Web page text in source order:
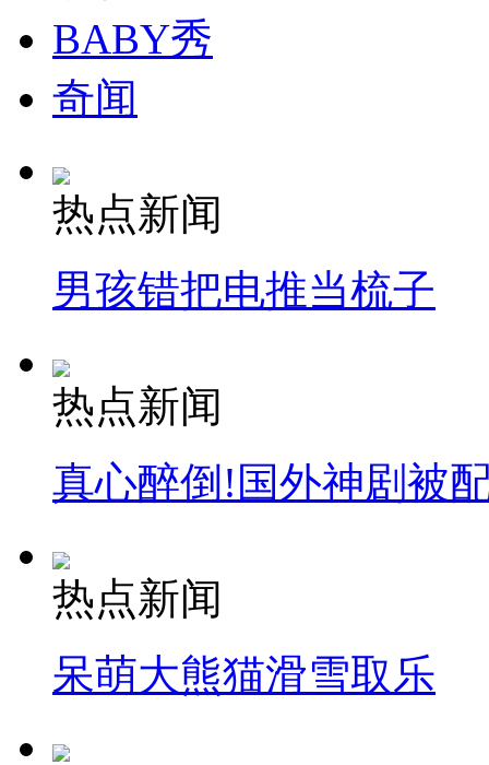
BABY秀
奇闻
热点新闻
男孩错把电推当梳子
热点新闻
真心醉倒!国外神剧被
热点新闻
呆萌大熊猫滑雪取乐